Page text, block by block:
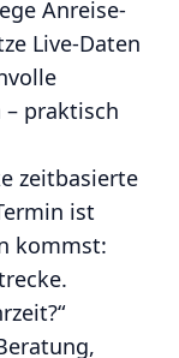
Anreise-
Live-Daten
praktisch
zeitbasierte
ist
kommst: